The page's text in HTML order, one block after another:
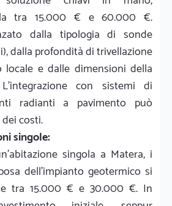
tra 15.000 € e 60.000 €.
dalla tipologia di sonde
dalla profondità di trivellazione
e dalle dimensioni della
con sistemi di
radianti a pavimento può
costi.
singole:
singola a Matera, i
dell'impianto geotermico si
tra 15.000 € e 30.000 €. In